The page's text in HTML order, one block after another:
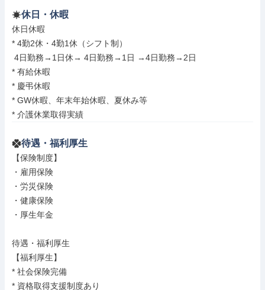
休日・休暇
休日休暇
* 4勤2休・4勤1休（シフト制）
* 有給休暇
* 慶弔休暇
* GW休暇、年末年始休暇、夏休み等
* 介護休業取得実績
待遇・福利厚生
【保険制度】
・雇用保険
・労災保険
・健康保険
・厚生年金
待遇・福利厚生
【福利厚生】
* 社会保険完備
* 資格取得支援制度あり